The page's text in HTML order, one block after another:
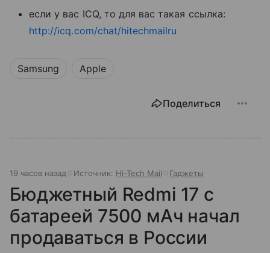
если у вас ICQ, то для вас такая ссылка:
http://icq.com/chat/hitechmailru
Samsung Apple
Поделиться
19 часов назад Источник: Hi-Tech Mail Гаджеты
Бюджетный Redmi 17 с
батареей 7500 мАч начал
продаваться в России